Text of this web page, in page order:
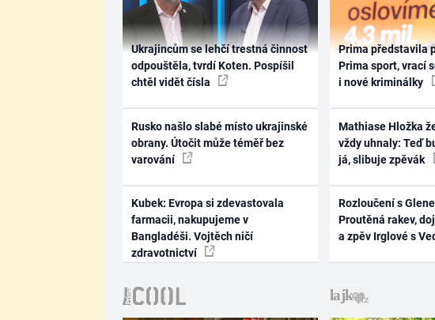
Ukrajincům se lehčí trestná činnost
odpouštěla, tvrdí Koten. Pospíšil
chtěl vidět čísla
Rusko našlo slabé místo ukrajinské
obrany. Útočit může téměř bez
varování
Kubek: Evropa si zdevastovala
farmacii, nakupujeme v
Bangladéši. Vojtěch ničí
zdravotnictví
Prima představila
Prima sport, vrací
i nové kriminálky
Mathiase Hložka
vždy uhnaly: Teď
já, slibuje zpěvák
Rozloučení s
Proutěná rakev,
a zpěv Irglové s